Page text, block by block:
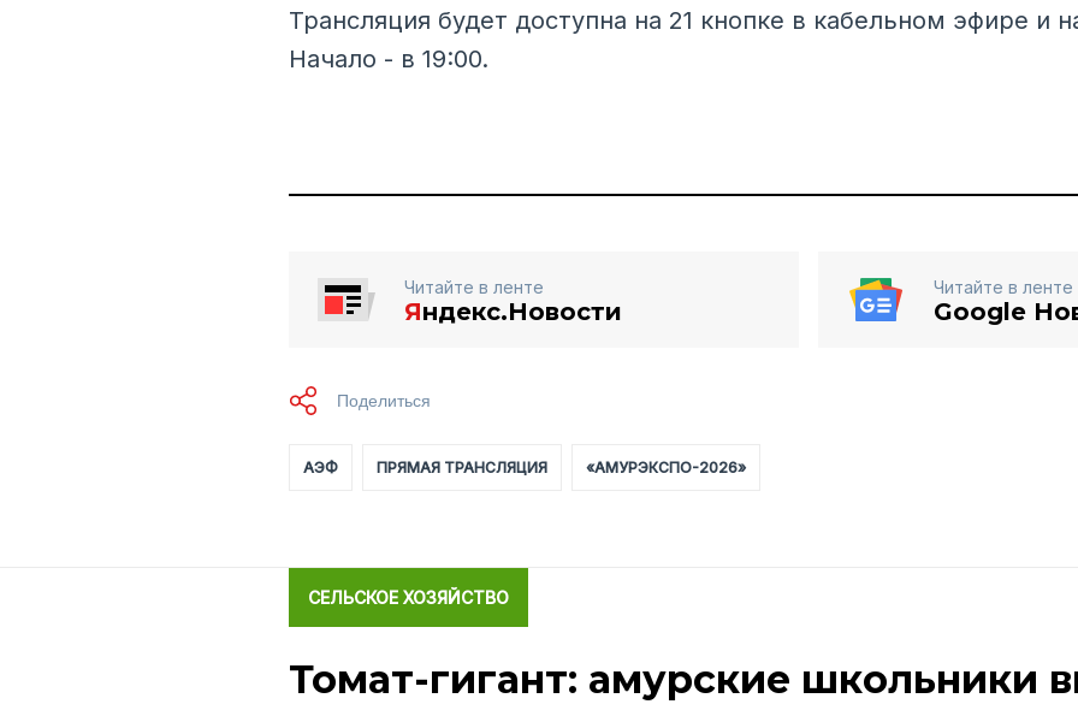
Трансляция будет доступна на 21 кнопке в кабельном эфире и
Начало - в 19:00.
Читайте в ленте
Яндекс.Новости
Читайте в ленте
Google
АЭФ ПРЯМАЯ ТРАНСЛЯЦИЯ «АМУРЭКСПО-2026»
СЕЛЬСКОЕ ХОЗЯЙСТВО
Томат-гигант: амурские школьники